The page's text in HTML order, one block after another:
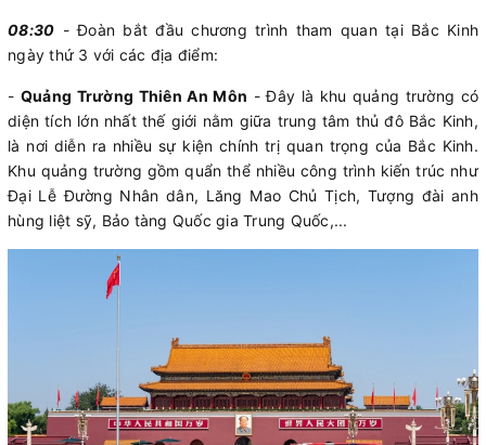
08:30 - Đoàn bắt đầu chương trình tham quan tại Bắc Kinh
ngày thứ 3 với các địa điểm:
- Quảng Trường Thiên An Môn - Đây là khu quảng trường có
diện tích lớn nhất thế giới nằm giữa trung tâm thủ đô Bắc Kinh,
là nơi diễn ra nhiều sự kiện chính trị quan trọng của Bắc Kinh.
Khu quảng trường gồm quẩn thể nhiều công trình kiến trúc như
Đại Lễ Đường Nhân dân, Lăng Mao Chủ Tịch, Tượng đài anh
hùng liệt sỹ, Bảo tàng Quốc gia Trung Quốc,...